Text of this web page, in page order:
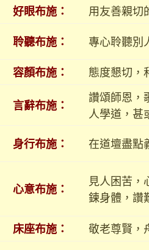
好眼布施：
用友善親切
聆聽布施：
專心聆聽別
容顏布施：
態度懇切，
言辭布施：
讚頌師恩，
人學道，甚
身行布施：
在道壇盡點
心意布施：
見人困苦，
鍊身體，讚
床座布施：
敬老尊賢，